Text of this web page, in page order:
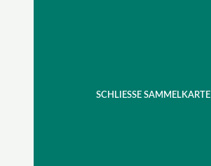
SCHLIESSE SAMMELKARTEN